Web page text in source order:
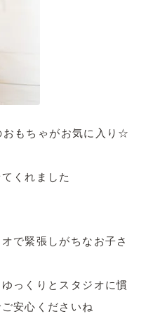
もちゃがお気に入り☆
くれました
で緊張しがちなお子さ
っくりとスタジオに慣
安心くださいね